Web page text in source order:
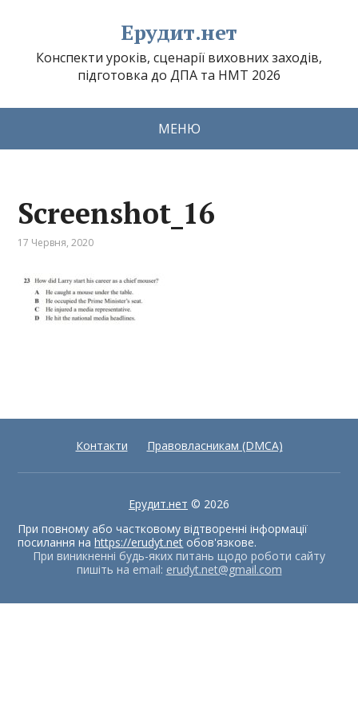
Ерудит.нет
Конспекти уроків, сценарії виховних заходів,
підготовка до ДПА та НМТ 2026
МЕНЮ
Screenshot_16
17 Червня, 2020
Контакти Правовласникам (DMCA)
Ерудит.нет © 2026
При повному або частковому відтворенні інформації
посилання наhttps://erudyt.net обов'язкове.
При виникненні будь-яких питань щодо роботи сайту
пишіть на email: erudyt.net@gmail.com